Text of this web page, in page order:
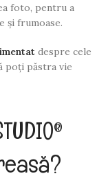
foto, pentru a
și frumoase.
despre cele
poți păstra vie